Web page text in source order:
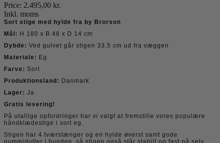
Price: 2.495,00 kr.
Inkl. moms
Sort stige med hylde fra by Brorson
Mål: H 180 x B 48 x D 14 cm
Dybde: Ved gulvet går stigen 33,5 cm ud fra væggen
Materiale: Eg
Farve: Sort
Produktionsland: Danmark
Lager: Ja
Gratis levering!
På utallige opfordringer har vi valgt at fremstille vores populære
håndklædestige i sort eg.
Stigen har 4 tværstænger og en hylde øverst samt gode
gummidutter i bunden, så stigen også står stabilt og fast på selv